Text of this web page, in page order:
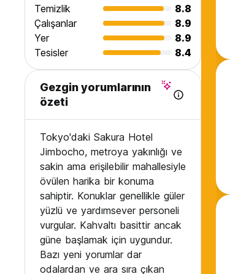
Temizlik
8.8
Çalışanlar
8.9
Yer
8.9
Tesisler
8.4
Gezgin yorumlarının
özeti
Tokyo'daki Sakura Hotel
Jimbocho, metroya yakınlığı ve
sakin ama erişilebilir mahallesiyle
övülen harika bir konuma
sahiptir. Konuklar genellikle güler
yüzlü ve yardımsever personeli
vurgular. Kahvaltı basittir ancak
güne başlamak için uygundur.
Bazı yeni yorumlar dar
odalardan ve ara sıra çıkan